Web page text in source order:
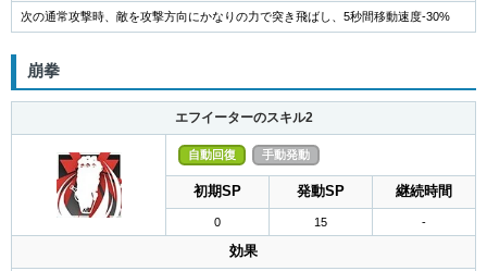
次の通常攻撃時、敵を攻撃方向にかなりの力で突き飛ばし、5秒間移動速度-30%
崩拳
エフイーターのスキル2
自動回復 手動発動
初期SP 発動SP 継続時間
0 15 -
効果